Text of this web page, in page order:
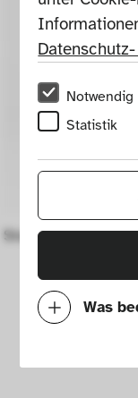
Notwendig
Statistik
Was
Mit diesen
Stuhl Belleville